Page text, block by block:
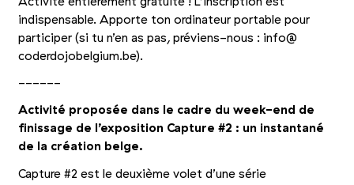
indispensable. Apporte ton ordinateur portable pour
participer (si tu n’en as pas, préviens-nous : info@​
coderdojobelgium.​be).
------
Activité proposée dans le cadre du week-end de
finissage de l’exposition Capture #2 : un instantané
de la création belge.
Capture #2 est le deuxième volet d’une série